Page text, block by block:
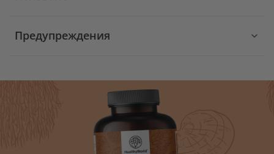
Предупреждения